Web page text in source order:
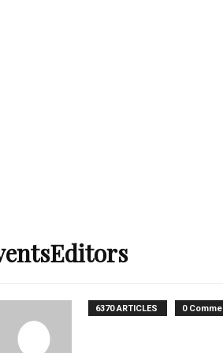
6370 ARTICLES 0